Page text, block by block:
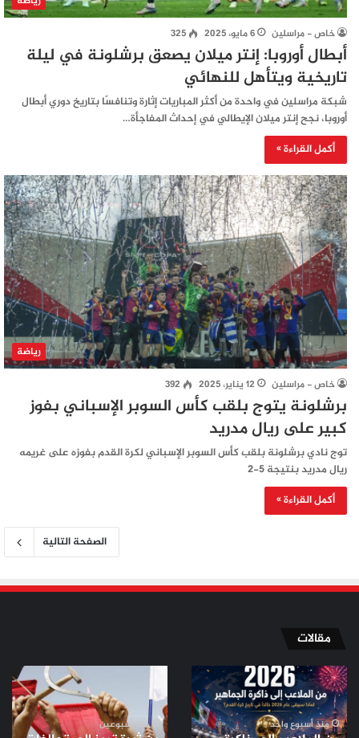
خاص - مراسلين 6 مايو، 2025 325
أبطال أوروبا: إنتر ميلان يصعق برشلونة في ليلة
تاريخية ويتأهل للنهائي
شبكة مراسلين في واحدة من أكثر المباريات إثارة وتنافسًا بتاريخ دوري أبطال
أوروبا، نجح إنتر ميلان الإيطالي في إحداث المفاجأة…
أكمل القراءة »
رياضة
خاص - مراسلين 12 يناير، 2025 392
برشلونة يتوج بلقب كأس السوبر الإسباني بفوز
كبير على ريال مدريد
توج نادي برشلونة بلقب كأس السوبر الإسباني لكرة القدم بفوزه على غريمه
ريال مدريد بنتيجة 5-2
أكمل القراءة »
الصفحة التالية
مقالات
من
الملاعب
إلى
ذاكرةمنذ أسبوع واحد
ثورة
تموز
إلى منذ أسبوعين